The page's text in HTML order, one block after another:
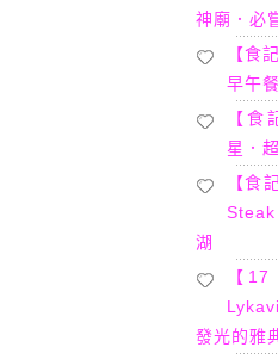
神廟．必
【食
早午
【
星．
【食
湖
【
發光的雅